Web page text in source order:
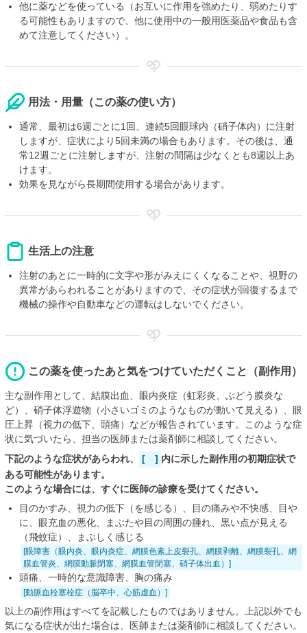
他に薬などを使っている（お互いに作用を強めたり、弱めたりす
る可能性もありますので、他に使用中の一般用医薬品や食品も含
めて注意してください）。
用法・用量（この薬の使い方）
通常、最初は6週ごとに1回、連続5回眼球内（硝子体内）に注射
しますが、症状により5回未満の場合もあります。その後は、通
常12週ごとに注射しますが、注射の間隔は少なくとも8週以上あ
けます。
効果を見ながら長期間使用する場合があります。
生活上の注意
注射のあとに一時的に文字や形がみえにくくなることや、視野の
異常があらわれることがありますので、その症状が回復するまで
機械の操作や自動車などの運転はしないでください。
この薬を使ったあと気をつけていただくこと（副作用）
主な副作用として、結膜出血、眼内炎症（虹彩炎、ぶどう膜炎な
ど）、硝子体浮遊物（小さいゴミのようなものが動いて見える）、眼
圧上昇（視力の低下、頭痛）などが報告されています。このような症
状に気づいたら、担当の医師または薬剤師に相談してください。
下記のような症状があらわれ、
[ ] 内に示した副作用の初期症状で
ある可能性があります。
このような場合には、すぐに医師の診療を受けてください。
目のかすみ、視力の低下（を感じる）、目の痛みや不快感、目や
に、眼充血の悪化、まぶたや目の周囲の腫れ、黒い点が見える
（飛蚊症）、まぶしく感じる
[眼障害（眼内炎、眼内炎症、網膜色素上皮裂孔、網膜剥離、網膜裂孔、網
膜血管炎、網膜動脈閉塞、網膜血管閉塞、硝子体出血）]
頭痛、一時的な意識障害、胸の痛み
[動脈血栓塞栓症（脳卒中、心筋虚血）]
以上の副作用はすべてを記載したものではありません。上記以外でも
気になる症状が出た場合は、医師または薬剤師に相談してください。